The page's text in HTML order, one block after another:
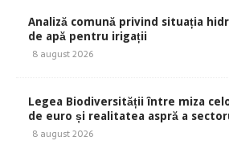
Analiză comună privind situația
de apă pentru irigații
8 august 2026
Legea Biodiversității între miza
de euro și realitatea aspră a
8 august 2026